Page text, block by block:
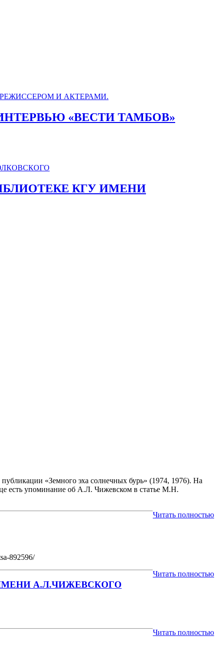
«ВЕСТИ ТАМБОВ»
КГУ ИМЕНИ
«Земного эха солнечных бурь» (1974, 1976). На
есть упоминание об А.Л. Чижевском в статье М.Н.
Читать полностью
892596/
Читать полностью
А.Л.ЧИЖЕВСКОГО
Читать полностью